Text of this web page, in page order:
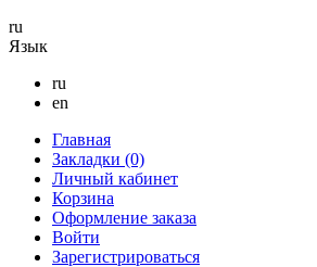
ru
Язык
ru
en
Главная
Закладки (0)
Личный кабинет
Корзина
Оформление заказа
Войти
Зарегистрироваться